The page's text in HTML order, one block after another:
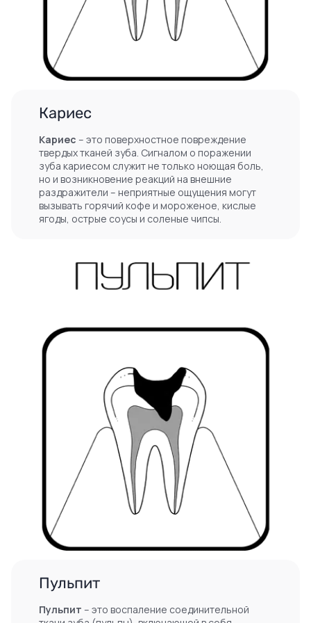
Кариес
Кариес – это поверхностное повреждение
твердых тканей зуба. Сигналом о поражении
зуба кариесом служит не только ноющая боль,
но и возникновение реакций на внешние
раздражители – неприятные ощущения могут
вызывать горячий кофе и мороженое, кислые
ягоды, острые соусы и соленые чипсы.
Пульпит
Пульпит – это воспаление соединительной